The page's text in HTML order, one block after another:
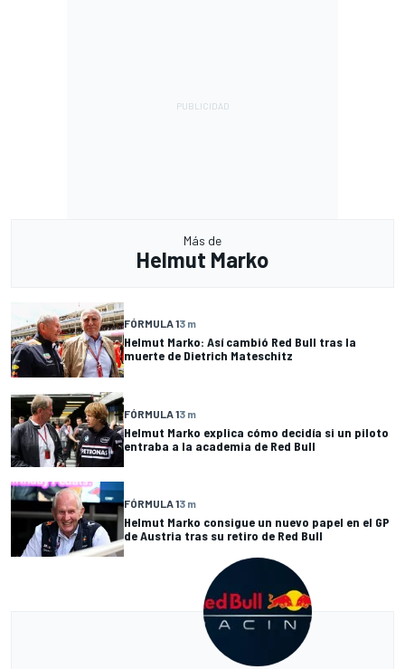
Más de
Helmut Marko
FÓRMULA 13 m
Helmut Marko: Así cambió Red Bull tras la
muerte de Dietrich Mateschitz
FÓRMULA 13 m
Helmut Marko explica cómo decidía si un piloto
entraba a la academia de Red Bull
FÓRMULA 13 m
Helmut Marko consigue un nuevo papel en el GP
de Austria tras su retiro de Red Bull